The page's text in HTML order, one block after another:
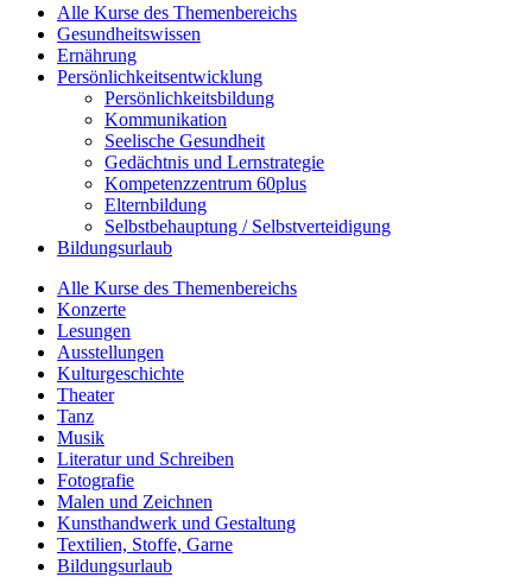
Alle Kurse des Themenbereichs
Gesundheitswissen
Ernährung
Persönlichkeitsentwicklung
Persönlichkeitsbildung
Kommunikation
Seelische Gesundheit
Gedächtnis und Lernstrategie
Kompetenzzentrum 60plus
Elternbildung
Selbstbehauptung / Selbstverteidigung
Bildungsurlaub
Alle Kurse des Themenbereichs
Konzerte
Lesungen
Ausstellungen
Kulturgeschichte
Theater
Tanz
Musik
Literatur und Schreiben
Fotografie
Malen und Zeichnen
Kunsthandwerk und Gestaltung
Textilien, Stoffe, Garne
Bildungsurlaub